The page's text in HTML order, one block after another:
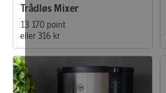
Trådløs Mixer
13 170 point
eller 316 kr